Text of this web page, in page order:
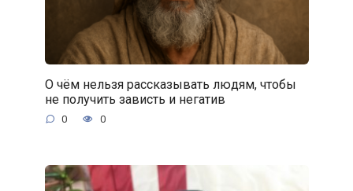
О чём нельзя рассказывать людям, чтобы
не получить зависть и негатив
0 0